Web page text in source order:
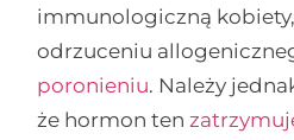
immunologiczną
odrzuceniu
poronieniu. Należy
że hormon ten